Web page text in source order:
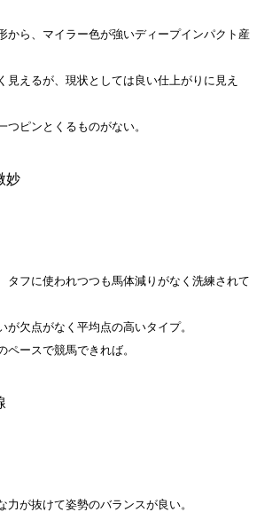
から、マイラー色が強いディープインパクト産
見えるが、現状としては良い仕上がりに見え
つピンとくるものがない。
妙
タフに使われつつも馬体減りがなく洗練されて
が欠点がなく平均点の高いタイプ。
ペースで競馬できれば。
力が抜けて姿勢のバランスが良い。